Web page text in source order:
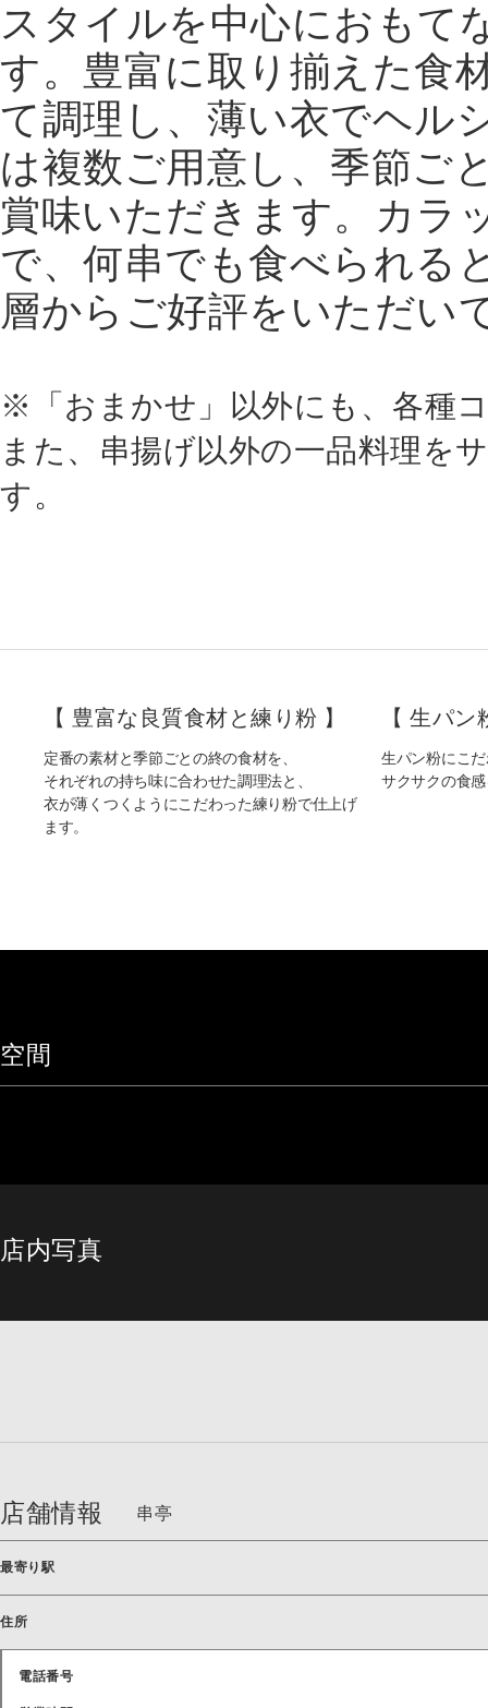
スタイルを中心におもて
す。豊富に取り揃えた食
て調理し、薄い衣でヘル
は複数ご用意し、季節ご
賞味いただきます。カラ
で、何串でも食べられる
層からご好評をいただい
※「おまかせ」以外にも、各種
また、串揚げ以外の一品料理を
す。
【 豊富な良質食材と練り粉 】
定番の素材と季節ごとの終の食材を、
それぞれの持ち味に合わせた調理法と、
衣が薄くつくようにこだわった練り粉で仕上げ
ます。
【 生パン
生パン粉にこ
サクサクの食
空間
店内写真
店舗情報 串亭
最寄り駅
住所
電話番号